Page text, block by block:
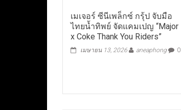
เมเจอร์ ซีนีเพล็กซ์ กรุ้ป จับมือ
ไทยน้ำทิพย์ จัดแคมเปญ “Major
x Coke Thank You Riders”
เมษายน 13, 2026 aneaphong 0